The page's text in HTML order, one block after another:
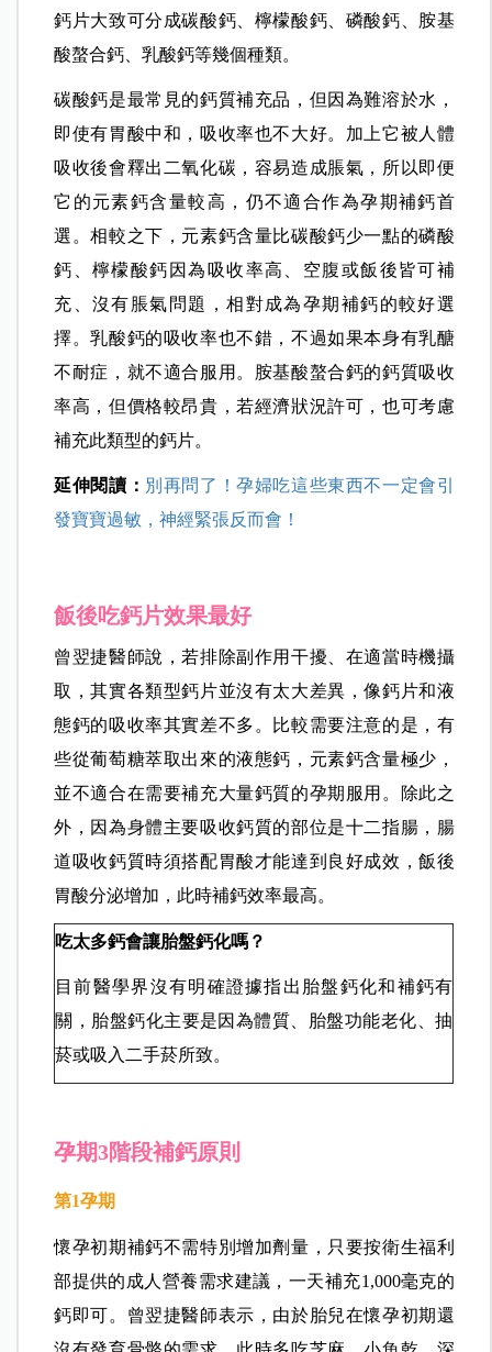
鈣片大致可分成碳酸鈣、檸檬酸鈣、磷酸鈣、胺基
酸螯合鈣、乳酸鈣等幾個種類。
碳酸鈣是最常見的鈣質補充品，但因為難溶於水，
即使有胃酸中和，吸收率也不大好。加上它被人體
吸收後會釋出二氧化碳，容易造成脹氣，所以即便
它的元素鈣含量較高，仍不適合作為孕期補鈣首
選。相較之下，元素鈣含量比碳酸鈣少一點的磷酸
鈣、檸檬酸鈣因為吸收率高、空腹或飯後皆可補
充、沒有脹氣問題，相對成為孕期補鈣的較好選
擇。乳酸鈣的吸收率也不錯，不過如果本身有乳醣
不耐症，就不適合服用。胺基酸螯合鈣的鈣質吸收
率高，但價格較昂貴，若經濟狀況許可，也可考慮
補充此類型的鈣片。
延伸閱讀： 別再問了！孕婦吃這些東西不一定會引
發寶寶過敏，神經緊張反而會！
飯後吃鈣片效果最好
曾翌捷醫師說，若排除副作用干擾、在適當時機攝
取，其實各類型鈣片並沒有太大差異，像鈣片和液
態鈣的吸收率其實差不多。比較需要注意的是，有
些從葡萄糖萃取出來的液態鈣，元素鈣含量極少，
並不適合在需要補充大量鈣質的孕期服用。除此之
外，因為身體主要吸收鈣質的部位是十二指腸，腸
道吸收鈣質時須搭配胃酸才能達到良好成效，飯後
胃酸分泌增加，此時補鈣效率最高。
吃太多鈣會讓胎盤鈣化嗎？
目前醫學界沒有明確證據指出胎盤鈣化和補鈣有
關，胎盤鈣化主要是因為體質、胎盤功能老化、抽
菸或吸入二手菸所致。
孕期3階段補鈣原則
第1孕期
懷孕初期補鈣不需特別增加劑量，只要按衛生福利
部提供的成人營養需求建議，一天補充1,000毫克的
鈣即可。曾翌捷醫師表示，由於胎兒在懷孕初期還